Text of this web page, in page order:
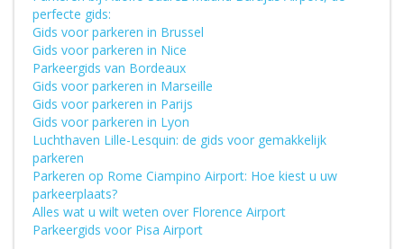
perfecte gids:
Gids voor parkeren in Brussel
Gids voor parkeren in Nice
Parkeergids van Bordeaux
Gids voor parkeren in Marseille
Gids voor parkeren in Parijs
Gids voor parkeren in Lyon
Luchthaven Lille-Lesquin: de gids voor gemakkelijk
parkeren
Parkeren op Rome Ciampino Airport: Hoe kiest u uw
parkeerplaats?
Alles wat u wilt weten over Florence Airport
Parkeergids voor Pisa Airport